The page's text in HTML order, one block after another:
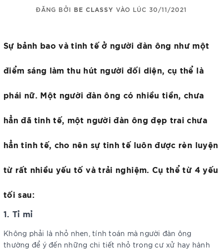
ĐĂNG BỞI BE CLASSY VÀO LÚC 30/11/2021
Sự bảnh bao và tinh tế ở người đàn ông như một
điểm sáng làm thu hút người đối diện, cụ thể là
phái nữ. Một người đàn ông có nhiều tiền, chưa
hẳn đã tinh tế, một người đàn ông đẹp trai chưa
hẳn tinh tế, cho nên sự tinh tế luôn được rèn luyện
từ rất nhiều yếu tố và trải nghiệm. Cụ thể từ 4 yếu
tối sau:
1. Tỉ mỉ
Không phải là nhỏ nhen, tính toán mà người đàn ông
thường để ý đến những chi tiết nhỏ trong cư xử hay hành